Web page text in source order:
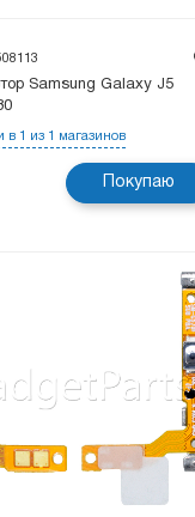
Samsung Galaxy J5
в 1 из 1 магазинов
Покупаю